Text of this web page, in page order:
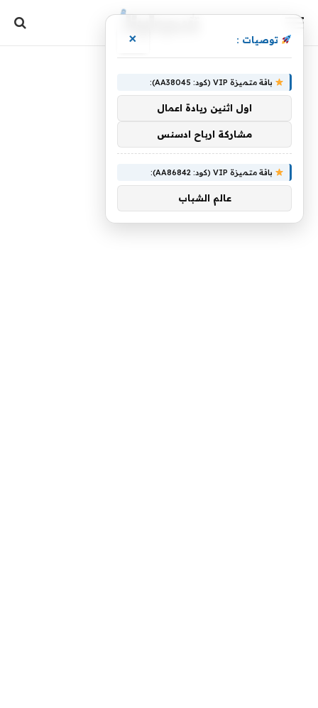
توصيات : ×
باقة متميزة VIP (كود: AA38045):
اول اثنين ريادة اعمال
مشاركة ارباح ادسنس
باقة متميزة VIP (كود: AA86842):
عالم الشباب